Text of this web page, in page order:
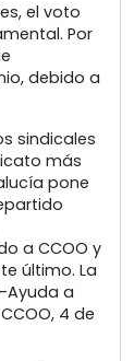
el voto
Por
debido a
sindicales
más
pone
a CCOO y
último. La
Ayuda a
4 de